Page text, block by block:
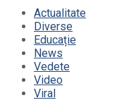
Actualitate
Diverse
Educație
News
Vedete
Video
Viral